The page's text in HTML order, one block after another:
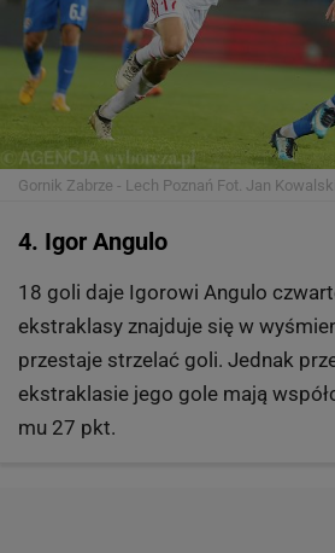
Gornik Zabrze - Lech Poznań Fot. Jan
4. Igor Angulo
18 goli daje Igorowi Angulo
ekstraklasy znajduje się w
przestaje strzelać goli. Jednak
ekstraklasie jego gole mają
mu 27 pkt.